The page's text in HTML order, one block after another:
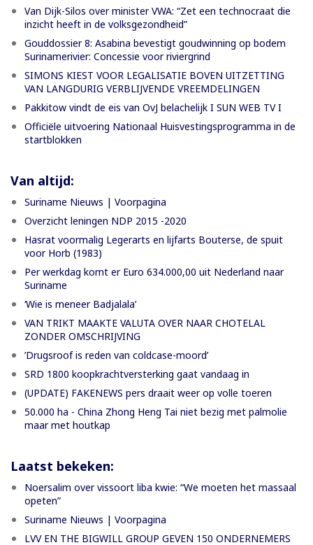
Van Dijk-Silos over minister VWA: “Zet een technocraat die
inzicht heeft in de volksgezondheid”
Gouddossier 8: Asabina bevestigt goudwinning op bodem
Surinamerivier: Concessie voor riviergrind
SIMONS KIEST VOOR LEGALISATIE BOVEN UITZETTING
VAN LANGDURIG VERBLIJVENDE VREEMDELINGEN
Pakkitow vindt de eis van OvJ belachelijk I SUN WEB TV I
Officiële uitvoering Nationaal Huisvestingsprogramma in de
startblokken
Van altijd:
Suriname Nieuws | Voorpagina
Overzicht leningen NDP 2015 -2020
Hasrat voormalig Legerarts en lijfarts Bouterse, de spuit
voor Horb (1983)
Per werkdag komt er Euro 634.000,00 uit Nederland naar
Suriname
‘Wie is meneer Badjalala’
VAN TRIKT MAAKTE VALUTA OVER NAAR CHOTELAL
ZONDER OMSCHRIJVING
’Drugsroof is reden van coldcase-moord’
SRD 1800 koopkrachtversterking gaat vandaag in
(UPDATE) FAKENEWS pers draait weer op volle toeren
50.000 ha - China Zhong Heng Tai niet bezig met palmolie
maar met houtkap
Laatst bekeken:
Noersalim over vissoort liba kwie: “We moeten het massaal
opeten”
Suriname Nieuws | Voorpagina
LVV EN THE BIGWILL GROUP GEVEN 150 ONDERNEMERS